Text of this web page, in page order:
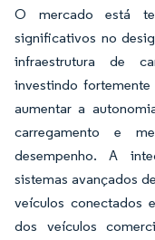
O mercado está
significativos no
infraestrutura de
investindo
aumentar a
carregamento e
desempenho. A
sistemas avançados
veículos conectados
dos veículos